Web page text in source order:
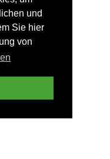
und
Sie hier
von